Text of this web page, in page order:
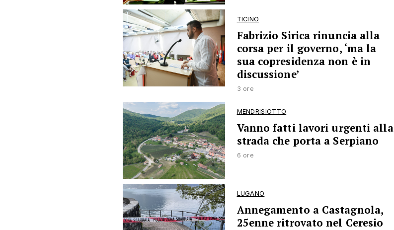
TICINO
Fabrizio Sirica rinuncia alla
corsa per il governo, ‘ma la
sua copresidenza non è in
discussione’
3 ore
MENDRISIOTTO
Vanno fatti lavori urgenti alla
strada che porta a Serpiano
6 ore
LUGANO
Annegamento a Castagnola,
25enne ritrovato nel Ceresio